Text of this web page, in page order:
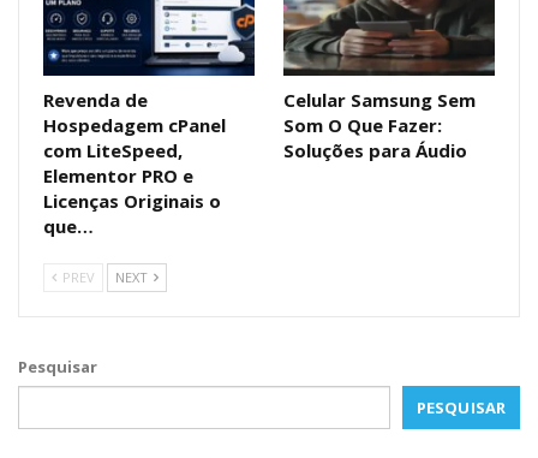
Revenda de
Hospedagem cPanel
com LiteSpeed,
Elementor PRO e
Licenças Originais o
que…
Celular Samsung Sem
Som O Que Fazer:
Soluções para Áudio
PREV NEXT
Pesquisar
PESQUISAR